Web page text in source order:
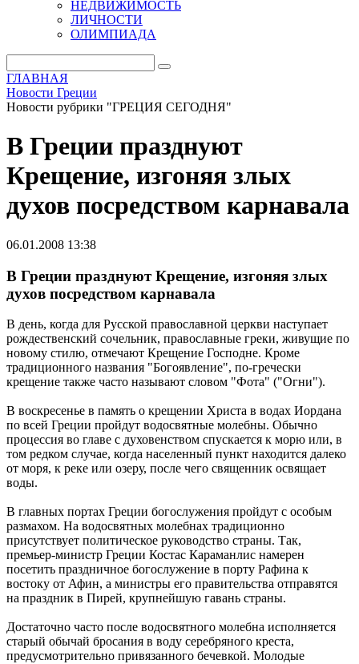
НЕДВИЖИМОСТЬ
ЛИЧНОСТИ
ОЛИМПИАДА
ГЛАВНАЯ
Новости Греции
Новости рубрики "ГРЕЦИЯ СЕГОДНЯ"
В Греции празднуют
Крещение, изгоняя злых
духов посредством карнавала
06.01.2008 13:38
В Греции празднуют Крещение, изгоняя злых
духов посредством карнавала
В день, когда для Русской православной церкви наступает
рождественский сочельник, православные греки, живущие по
новому стилю, отмечают Крещение Господне. Кроме
традиционного названия "Богоявление", по-гречески
крещение также часто называют словом "Фота" ("Огни").
В воскресенье в память о крещении Христа в водах Иордана
по всей Греции пройдут водосвятные молебны. Обычно
процессия во главе с духовенством спускается к морю или, в
том редком случае, когда населенный пункт находится далеко
от моря, к реке или озеру, после чего священник освящает
воды.
В главных портах Греции богослужения пройдут с особым
размахом. На водосвятных молебнах традиционно
присутствует политическое руководство страны. Так,
премьер-министр Греции Костас Караманлис намерен
посетить праздничное богослужение в порту Рафина к
востоку от Афин, а министры его правительства отправятся
на праздник в Пирей, крупнейшую гавань страны.
Достаточно часто после водосвятного молебна исполняется
старый обычай бросания в воду серебряного креста,
предусмотрительно привязанного бечевкой. Молодые